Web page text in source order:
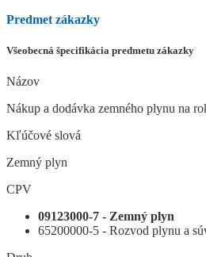
Predmet zákazky
Všeobecná špecifikácia predmetu zákazky
Názov
Nákup a dodávka zemného plynu na
Kľúčové slová
Zemný plyn
CPV
09123000-7 - Zemný plyn
65200000-5 - Rozvod plynu a